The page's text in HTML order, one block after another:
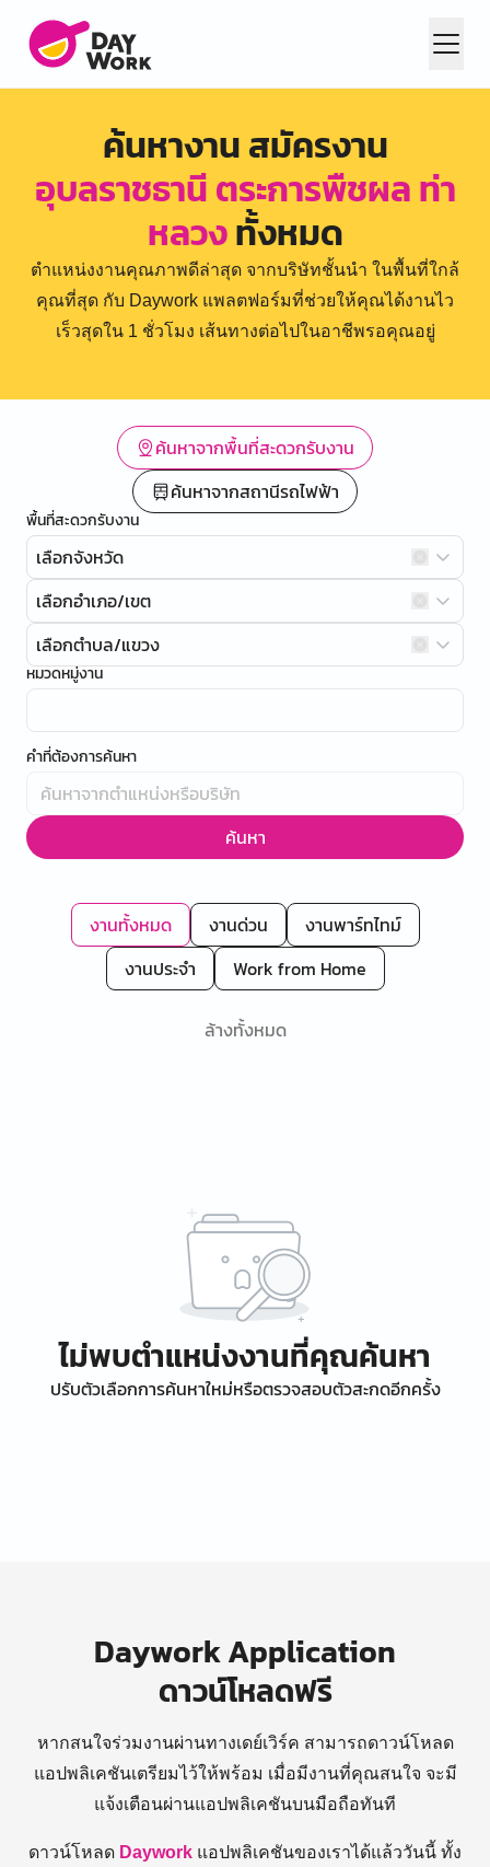
ค้นหางาน สมัครงาน
อุบลราชธานี ตระการพืชผล ท่า
หลวงทั้งหมด
ตำแหน่งงานคุณภาพดีล่าสุด จากบริษัทชั้นนำ ในพื้นที่ใกล้
คุณที่สุด กับ Daywork แพลตฟอร์มที่ช่วยให้คุณได้งานไว
เร็วสุดใน 1 ชั่วโมง เส้นทางต่อไปในอาชีพรอคุณอยู่
ค้นหาจากพื้นที่สะดวกรับงาน
ค้นหาจากสถานีรถไฟฟ้า
พื้นที่สะดวกรับงาน
เลือกจังหวัด
เลือกอำเภอ/เขต
เลือกตำบล/แขวง
หมวดหมู่งาน
คำที่ต้องการค้นหา
ค้นหา
งานทั้งหมด งานด่วน
งานพาร์ทไทม์
งานประจำ
Work from Home
ล้างทั้งหมด
ไม่พบตำแหน่งงานที่คุณค้นหา
ปรับตัวเลือกการค้นหาใหม่หรือตรวจสอบตัวสะกดอีกครั้ง
Daywork Application
ดาวน์โหลดฟรี
หากสนใจร่วมงานผ่านทางเดย์เวิร์ค สามารถดาวน์โหลด
แอปพลิเคชันเตรียมไว้ให้พร้อม เมื่อมีงานที่คุณสนใจ จะมี
แจ้งเตือนผ่านแอปพลิเคชันบนมือถือทันที
ดาวน์โหลด Daywork แอปพลิเคชันของเราได้แล้ววันนี้ ทั้ง